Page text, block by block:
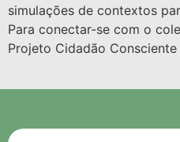
simulações de contextos
Para conectar-se com o
Projeto Cidadão